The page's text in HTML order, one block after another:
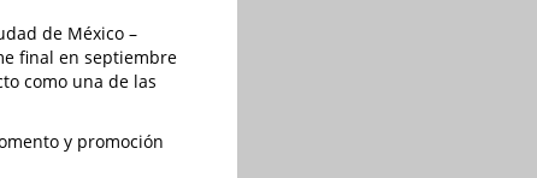
de México –
final en septiembre
como una de las
y promoción